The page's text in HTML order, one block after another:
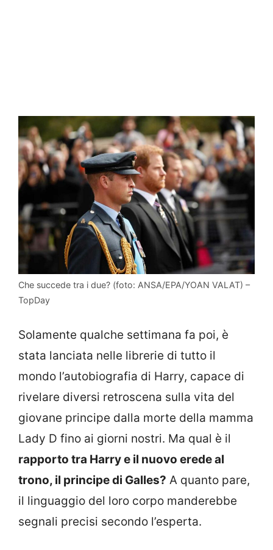
Che succede tra i due? (foto: ANSA/EPA/YOAN VALAT) –
TopDay
Solamente qualche settimana fa poi, è
stata lanciata nelle librerie di tutto il
mondo l’autobiografia di Harry, capace di
rivelare diversi retroscena sulla vita del
giovane principe dalla morte della mamma
Lady D fino ai giorni nostri. Ma qual è il
rapporto tra Harry e il nuovo erede al
trono, il principe di Galles? A quanto pare,
il linguaggio del loro corpo manderebbe
segnali precisi secondo l’esperta.